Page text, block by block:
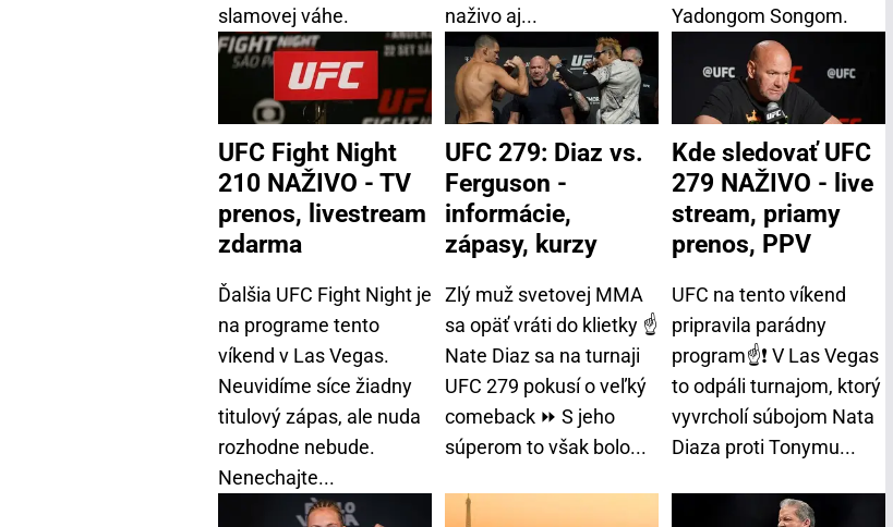
slamovej váhe.
naživo aj...
Yadongom Songom.
UFC Fight Night
210 NAŽIVO - TV
prenos, livestream
zdarma
Ďalšia UFC Fight Night je
na programe tento
víkend v Las Vegas.
Neuvidíme síce žiadny
titulový zápas, ale nuda
rozhodne nebude.
Nenechajte...
UFC 279: Diaz vs.
Ferguson -
informácie,
zápasy, kurzy
Zlý muž svetovej MMA
sa opäť vráti do klietky ☝
Nate Diaz sa na turnaji
UFC 279 pokusí o veľký
comeback ⏩ S jeho
súperom to však bolo...
Kde sledovať UFC
279 NAŽIVO - live
stream, priamy
prenos, PPV
UFC na tento víkend
pripravila parádny
program☝❗ V Las Vegas
to odpáli turnajom, ktorý
vyvrcholí súbojom Nata
Diaza proti Tonymu...